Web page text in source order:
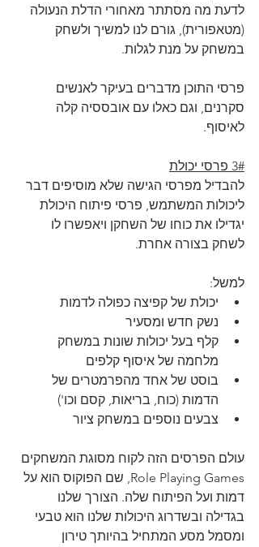
לדעת מה מסתתר מאחורי הדלת הנעולה
(מטאפורית), גורם לנו למשיך ולשחק
במשחק על מנת לגלות.
פרסי התוכן מדברים בעיקר לאנשים
סקרנים, וגם כאלו עם אובססיה קלה
לאיסוף.
3# פרסי יכולת
להבדיל מפרסי הגישה שלא מוסיפים דבר
ליכולות המשתמש, פרסי פיתוח היכולת
יגדילו את כוחו של השחקן ויאפשרו לו
לשחק בצורה אחרת.
למשל:
יכולת של קפיצה כפולה לדמות
נשק חדש ומסעיר
קלף בעל יכולות שונות במשחק
מלחמה של איסוף קלפים
בוסט של אחד מהפרמטרים של
הדמות (כוח, בריאות, קסם וכו')
צבעים נוספים במשחק ציור
עולם הפרסים הזה לקוח מסוגת המשחקים
Role Playing Games, שם הפוקוס הוא על
דמות ועל הפיתוח שלה. הצורך שלנו
בגדילה ובשדרוג היכולות שלנו הוא טבעי
ומסמל מסע המתחיל בהיותך טירון